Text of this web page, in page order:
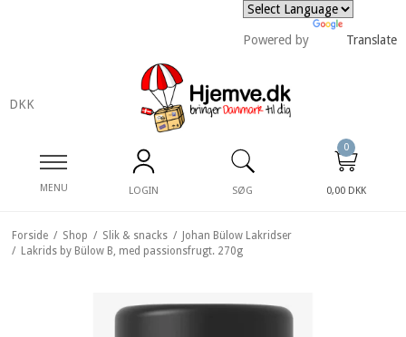
Powered by Translate
DKK
MENU LOGIN SØG
0
0,00 DKK
Forside / Shop / Slik & snacks / Johan Bülow Lakridser
/ Lakrids by Bülow B, med passionsfrugt. 270g